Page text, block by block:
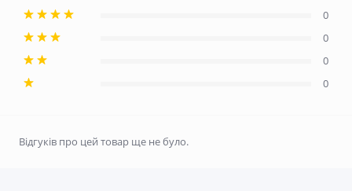
0
0
0
0
Відгуків про цей товар ще не було.